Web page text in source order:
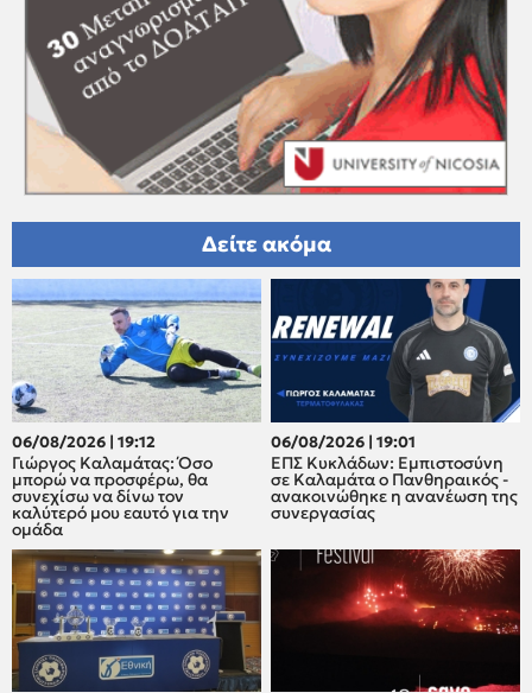
Δείτε ακόμα
06/08/2026 | 19:12
Γιώργος Καλαμάτας: Όσο
μπορώ να προσφέρω, θα
συνεχίσω να δίνω τον
καλύτερό μου εαυτό για την
ομάδα
06/08/2026 | 19:01
ΕΠΣ Κυκλάδων: Εμπιστοσύνη
σε Καλαμάτα ο Πανθηραικός -
ανακοινώθηκε η ανανέωση της
συνεργασίας